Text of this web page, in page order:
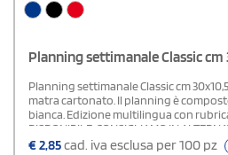
Planning settimanale Classic cm
Planning settimanale Classic cm
matra cartonato. Il planning è
bianca. Edizione multilingua con
DISPONIBILE. CONSIGLIAMO IN
€2,85cad. iva esclusa per 100 pz